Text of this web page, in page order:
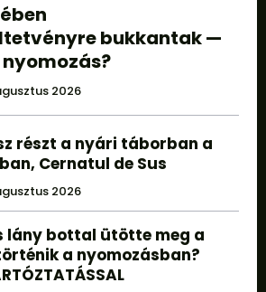
bukkantak —
2026
részt a nyári táborban a
Cernatul de Sus
2026
lány bottal ütötte meg a
a nyomozásban?